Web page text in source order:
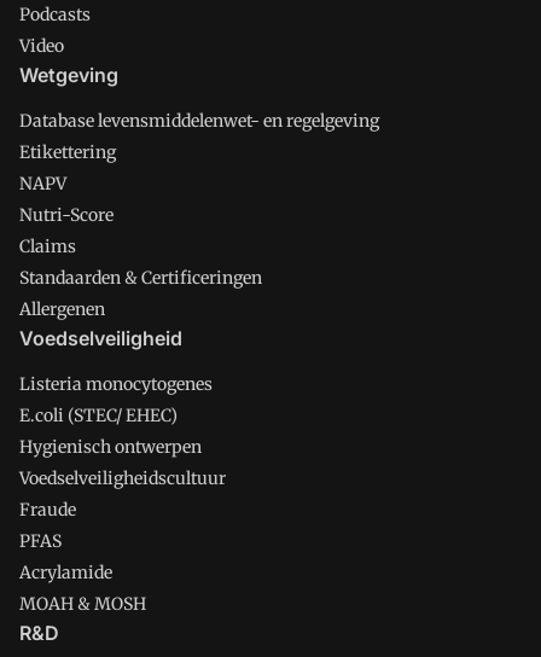
Podcasts
Video
Wetgeving
Database levensmiddelenwet- en regelgeving
Etikettering
NAPV
Nutri-Score
Claims
Standaarden & Certificeringen
Allergenen
Voedselveiligheid
Listeria monocytogenes
E.coli (STEC/ EHEC)
Hygienisch ontwerpen
Voedselveiligheidscultuur
Fraude
PFAS
Acrylamide
MOAH & MOSH
R&D